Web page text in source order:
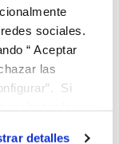
sociales.
“ Aceptar
las
Si
detalles